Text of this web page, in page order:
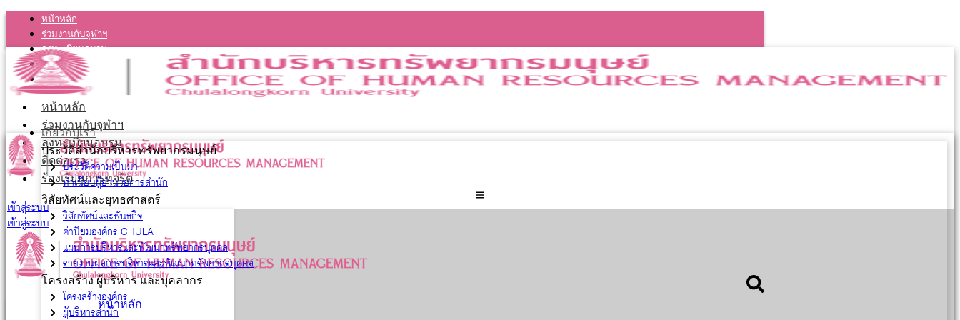
หน้าหลัก
ร่วมงานกับจุฬาฯ
ลงทะเบียนอบรม
ติดต่อเรา
ร้องเรียนการทุจริต
หน้าหลัก
ร่วมงานกับจุฬาฯ
ลงทะเบียนอบรม
ติดต่อเรา
ร้องเรียนการทุจริต
เข้าสู่ระบบ
เข้าสู่ระบบ
เกี่ยวกับเรา
ประวัติสำนักบริหารทรัพยากรมนุษย์
ประวัติความเป็นมา
ทำเนียบผู้อำนวยการสำนัก
วิสัยทัศน์และยุทธศาสตร์
วิสัยทัศน์และพันธกิจ
ค่านิยมองค์กร CHULA
แผนการบริหารและพัฒนาทรัพยากรบุคคล
รายงานผลการบริหารและพัฒนาทรัพยากรบุคคล
โครงสร้าง ผู้บริหาร และบุคลากร
โครงสร้างองค์กร
ผู้บริหารสำนัก
หน้าหลัก